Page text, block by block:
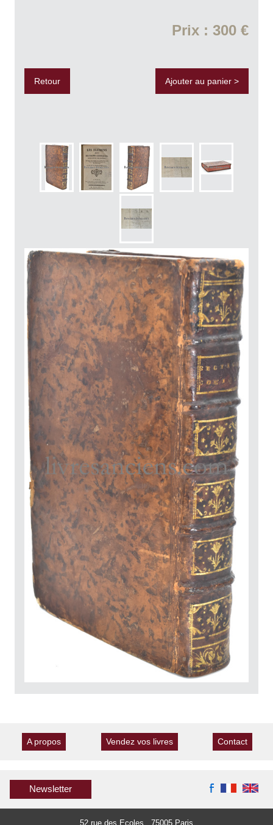
Prix : 300 €
Retour Ajouter au panier >
A propos Vendez vos livres Contact
Newsletter
52 rue des Ecoles 75005 Paris